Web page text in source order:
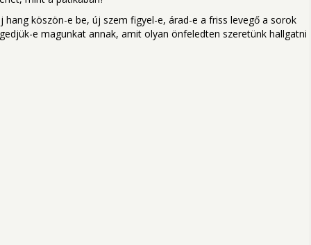
köszön-e be, új szem figyel-e, árad-e a friss levegő a sorok
e magunkat annak, amit olyan önfeledten szeretünk hallgatni